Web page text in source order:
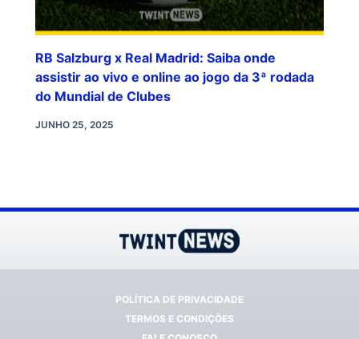
RB Salzburg x Real Madrid: Saiba onde
assistir ao vivo e online ao jogo da 3ª rodada
do Mundial de Clubes
JUNHO 25, 2025
POLÍTICA DE PRIVACIDADE
TERMOS E CONDIÇÕES